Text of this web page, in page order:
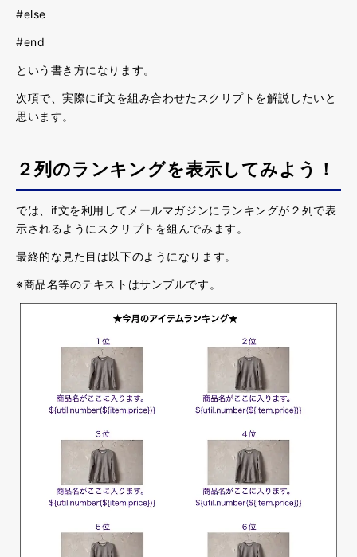
#else
#end
という書き方になります。
次項で、実際にif文を組み合わせたスクリプトを解説したいと
思います。
２列のランキングを表示してみよう！
では、if文を利用してメールマガジンにランキングが２列で表
示されるようにスクリプトを組んでみます。
最終的な見た目は以下のようになります。
※商品名等のテキストはサンプルです。